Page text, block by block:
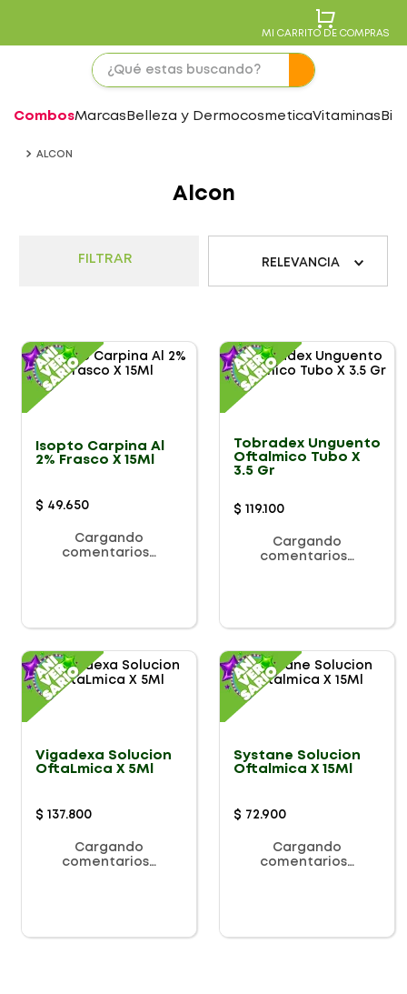
MI CARRITO DE COMPRAS
CombosMarcas Belleza y DermocosmeticaVitaminas
ALCON
Alcon
FILTRAR RELEVANCIA
Isopto Carpina Al
2% Frasco X 15Ml
$ 49.650
Cargando
comentarios…
Tobradex Unguento
Oftalmico Tubo X
3.5 Gr
$ 119.100
Cargando
comentarios…
Vigadexa Solucion
OftaLmica X 5Ml
$ 137.800
Cargando
comentarios…
Systane Solucion
Oftalmica X 15Ml
$ 72.900
Cargando
comentarios…